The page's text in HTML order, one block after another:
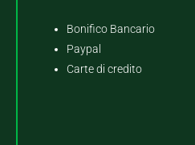
Bonifico Bancario
Paypal
Carte di credito